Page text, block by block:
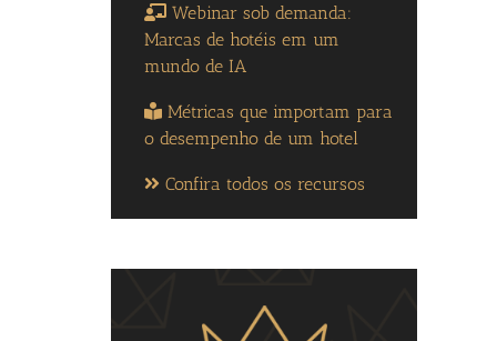
Webinar sob demanda:
Marcas de hotéis em um
mundo de IA
Métricas que importam para
o desempenho de um hotel
Confira todos os recursos